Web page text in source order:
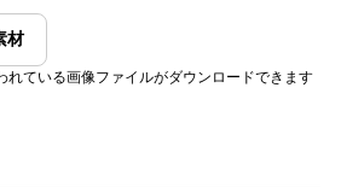
材
れている画像ファイルがダウンロードできます